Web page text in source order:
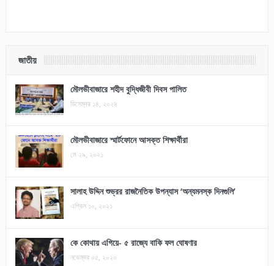
জাতীয়
মৌলভীবাজারে শহীদ বুদ্ধিজীবী দিবস পালিত
ডিসেম্বর ১৪, ২০২৪
মৌলভীবাজারে স্মার্টফোনে আসক্ত শিক্ষার্থীরা
মে ২৯, ২০২১
সালাহ উদ্দিন শুভ্রর রাজনৈতিক উপন্যাস ‘অন্যমনস্ক দিনগুলি’
এপ্রিল ১০, ২০২১
কে কোথায় এগিয়ে- ৫ রাজ্যে বাকি ফল ঘোষণার
নভেম্বর ০৫, ২০২০